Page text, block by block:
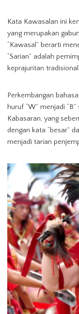
Kata Kawasalan ini
yang merupakan
“Kawasal” berarti
“Sarian” adalah
keprajuritan
Perkembangan
huruf “W” menjadi
Kabasaran, yang
dengan kata “besar”
menjadi tarian